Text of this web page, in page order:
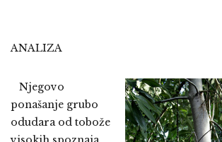
ANALIZA
Njegovo
ponašanje grubo
odudara od tobože